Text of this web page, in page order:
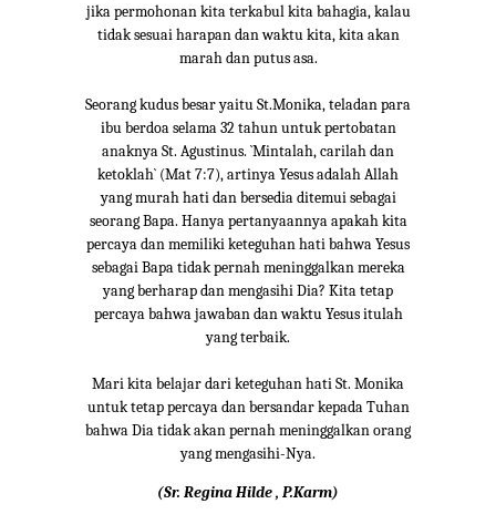
jika permohonan kita terkabul kita bahagia, kalau
tidak sesuai harapan dan waktu kita, kita akan
marah dan putus asa.
Seorang kudus besar yaitu St.Monika, teladan para
ibu berdoa selama 32 tahun untuk pertobatan
anaknya St. Agustinus. `Mintalah, carilah dan
ketoklah` (Mat 7:7), artinya Yesus adalah Allah
yang murah hati dan bersedia ditemui sebagai
seorang Bapa. Hanya pertanyaannya apakah kita
percaya dan memiliki keteguhan hati bahwa Yesus
sebagai Bapa tidak pernah meninggalkan mereka
yang berharap dan mengasihi Dia? Kita tetap
percaya bahwa jawaban dan waktu Yesus itulah
yang terbaik.
Mari kita belajar dari keteguhan hati St. Monika
untuk tetap percaya dan bersandar kepada Tuhan
bahwa Dia tidak akan pernah meninggalkan orang
yang mengasihi-Nya.
(Sr. Regina Hilde , P.Karm)